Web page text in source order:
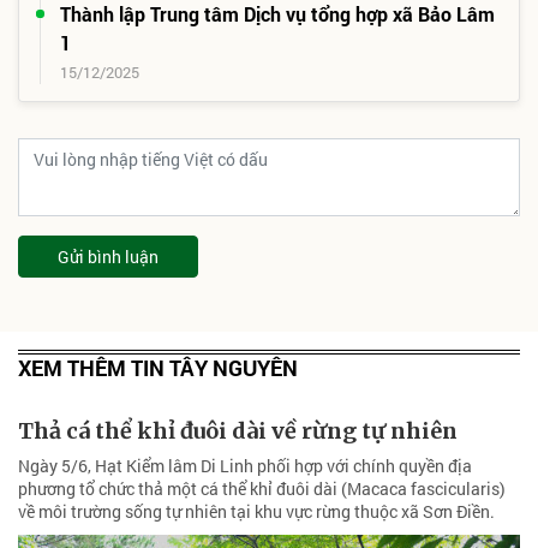
Thành lập Trung tâm Dịch vụ tổng hợp xã Bảo Lâm
1
15/12/2025
Gửi bình luận
XEM THÊM TIN TÂY NGUYÊN
Thả cá thể khỉ đuôi dài về rừng tự nhiên
Ngày 5/6, Hạt Kiểm lâm Di Linh phối hợp với chính quyền địa
phương tổ chức thả một cá thể khỉ đuôi dài (Macaca fascicularis)
về môi trường sống tự nhiên tại khu vực rừng thuộc xã Sơn Điền.